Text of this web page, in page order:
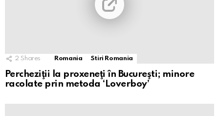
2 Shares Romania Stiri Romania
Percheziţii la proxeneţi în Bucureşti; minore
racolate prin metoda ‘Loverboy’